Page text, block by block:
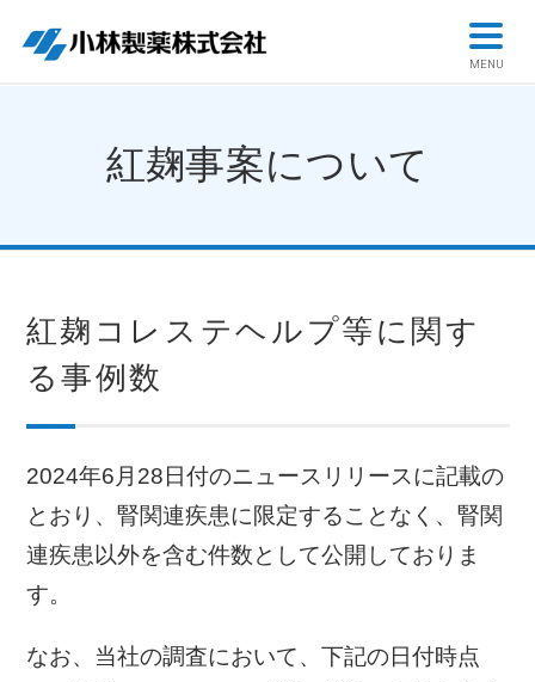
MENU
紅麹事案について
紅麹コレステヘルプ等に関す
る事例数
2024年6月28日付のニュースリリースに記載の
とおり、腎関連疾患に限定することなく、腎関
連疾患以外を含む件数として公開しておりま
す。
なお、当社の調査において、下記の日付時点